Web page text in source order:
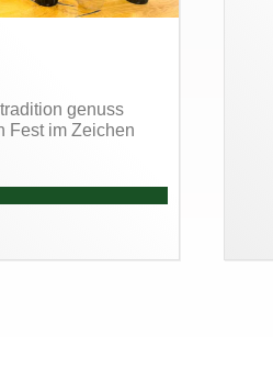
genuss
Fest im Zeichen